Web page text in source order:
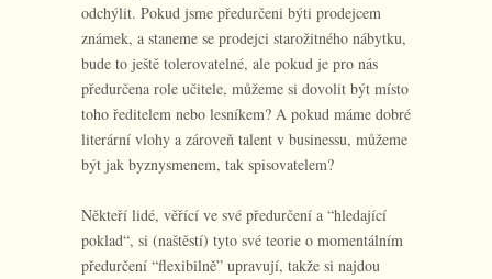
odchýlit. Pokud jsme předurčeni býti prodejcem
známek, a staneme se prodejci starožitného nábytku,
bude to ještě tolerovatelné, ale pokud je pro nás
předurčena role učitele, můžeme si dovolit být místo
toho ředitelem nebo lesníkem? A pokud máme dobré
literární vlohy a zároveň talent v businessu, můžeme
být jak byznysmenem, tak spisovatelem?
Někteří lidé, věřící ve své předurčení a “hledající
poklad“, si (naštěstí) tyto své teorie o momentálním
předurčení “flexibilně” upravují, takže si najdou